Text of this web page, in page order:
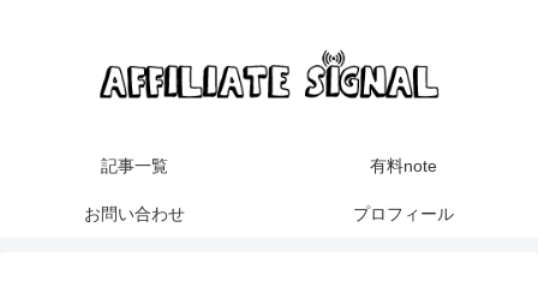
記事一覧 有料note
お問い合わせ プロフィール